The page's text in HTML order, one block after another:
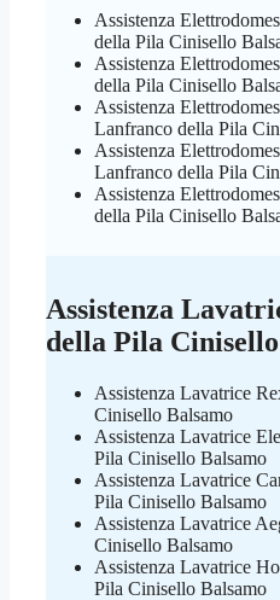
Assistenza
della Pila Cinisello
Assistenza
della Pila Cinisello
Assistenza
Lanfranco della Pila
Assistenza
Lanfranco della Pila
Assistenza
della Pila Cinisello
Assistenza
della Pila
Assistenza Lavatrice
Cinisello Balsamo
Assistenza Lavatrice
Pila Cinisello Balsamo
Assistenza Lavatrice
Pila Cinisello Balsamo
Assistenza Lavatrice
Cinisello Balsamo
Assistenza Lavatrice
Pila Cinisello Balsamo